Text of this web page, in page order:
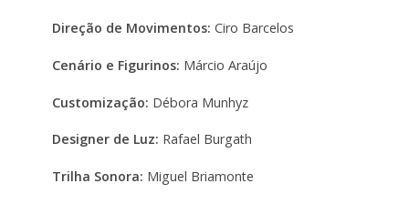
Direção de Movimentos: Ciro Barcelos
Cenário e Figurinos: Márcio Araújo
Customização: Débora Munhyz
Designer de Luz: Rafael Burgath
Trilha Sonora: Miguel Briamonte